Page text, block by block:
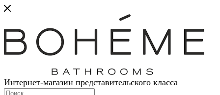
Интернет-магазин представительского класса